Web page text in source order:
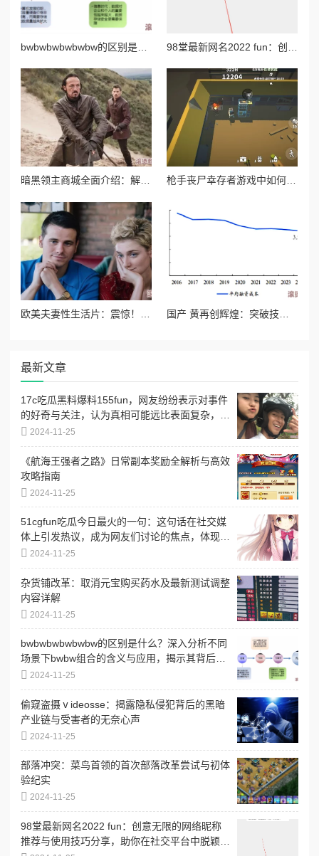
暗黑领主商城全面介绍：解锁稀有装备，打造专属霸主风采 枪手丧尸幸存者游戏中如何获取强力武器火箭筒攻略
最新文章
17c吃瓜黑料爆料155fun，网友纷纷表示对事件
的好奇与关注，认为真相可能远比表面复杂，引
发热议
2024-11-25
《航海王强者之路》日常副本奖励全解析与高效
攻略指南
2024-11-25
51cgfun吃瓜今日最火的一句：这句话在社交媒
体上引发热议，成为网友们讨论的焦点，体现了
当下流行文化的趣味与共鸣
2024-11-25
杂货铺改革：取消元宝购买药水及最新测试调整
内容详解
2024-11-25
bwbwbwbwbwbw的区别是什么？深入分析不同
场景下bwbw组合的含义与应用，揭示其背后的
文化和语境差异
2024-11-25
偷窥盗摄ⅴideosse：揭露隐私侵犯背后的黑暗
产业链与受害者的无奈心声
2024-11-25
部落冲突：菜鸟首领的首次部落改革尝试与初体
验纪实
2024-11-25
98堂最新网名2022 fun：创意无限的网络昵称
推荐与使用技巧分享，助你在社交平台中脱颖而